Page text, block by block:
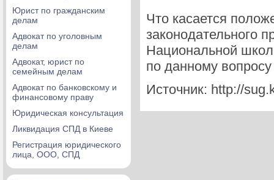
Юрист по гражданским
делам
Адвокат по уголовным
делам
Адвокат, юрист по
семейным делам
Адвокат по банковскому и
финансовому праву
Юридическая консультация
Ликвидация СПД в Киеве
Регистрация юридического
лица, ООО, СПД
Что касается
законодательного
Национальной
по данному
Источник: http://